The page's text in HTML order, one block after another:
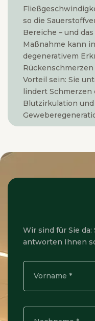
so die
Bereiche – und
Maßnahme kann
degenerativem
Vorteil sein: Sie
lindert
Blutzirkulation
Wir sind für Sie
antworten Ihnen